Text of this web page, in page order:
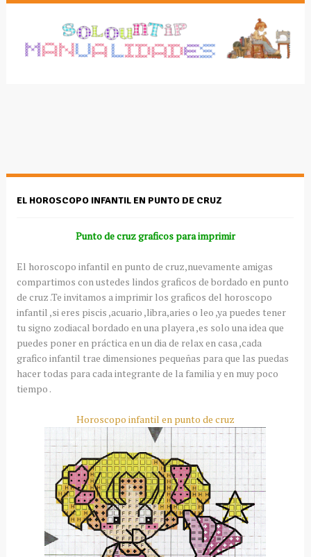
EL HOROSCOPO INFANTIL EN PUNTO DE CRUZ
Punto de cruz graficos para imprimir
El horoscopo infantil en punto de cruz,nuevamente amigas
compartimos con ustedes lindos graficos de bordado en punto
de cruz .Te invitamos a imprimir los graficos del horoscopo
infantil ,si eres piscis ,acuario ,libra,aries o leo ,ya puedes tener
tu signo zodiacal bordado en una playera ,es solo una idea que
puedes poner en práctica en un dia de relax en casa ,cada
grafico infantil trae dimensiones pequeñas para que las puedas
hacer todas para cada integrante de la familia y en muy poco
tiempo .
Horoscopo infantil en punto de cruz